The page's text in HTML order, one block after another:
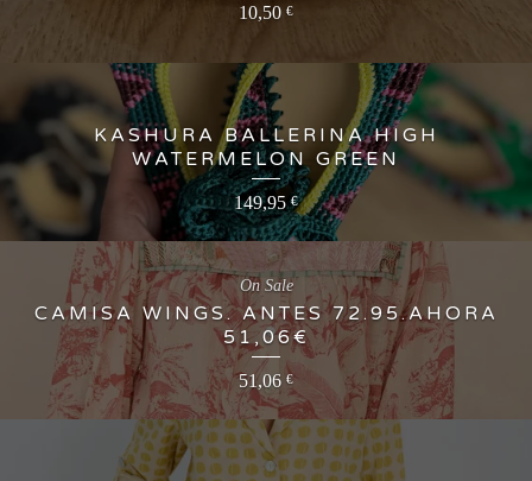
10,50 €
KASHURA BALLERINA HIGH
WATERMELON GREEN
149,95€
CAMISA WINGS. ANTES 72.95.AHORA
51,06€
51,06 €
On Sale